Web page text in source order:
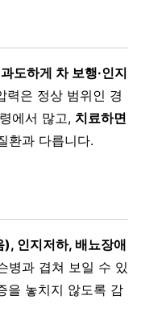
도하게 차 보행·인지
력은 정상 범위인 경
에서 많고, 치료하면
환과 다릅니다.
인지저하, 배뇨장애
병과 겹쳐 보일 수 있
을 놓치지 않도록 감